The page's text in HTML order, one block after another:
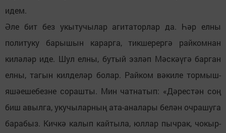
идем.
Әле бит без укытучылар агитаторлар да. Һәр елны
политуку барышын карарга, тикшерергә райкомнан
киләләр иде. Шул елны, бутый эзләп Мәскәүгә барган
елны, тагын килделәр болар. Райком вәкиле тормыш-
яшәешебезне сорашты. Мин чатнатып: «Дәрестән соң
биш авылга, укучыларның ата-аналары белән очрашуга
барабыз. Кичкә калып кайтыла, юллар пычрак, чокыр-